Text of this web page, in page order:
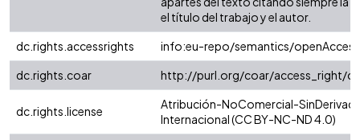
el título del trabajo y el autor.
dc.rights.accessrights
info:eu-repo/semantics/openAccess
dc.rights.coar
http://purl.org/coar/access_right/
dc.rights.license
Atribución-NoComercial-
Internacional (CC BY-NC-ND 4.0)